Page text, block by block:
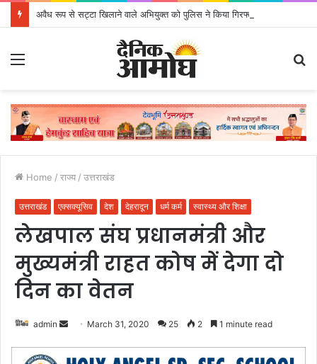
अवैध रूप से सट्टा खिलाने वाले अभियुक्त को पुलिस ने किया गिरफ्तार
Home / राज्य / उत्तराखंड
उत्तराखंड एक्सक्यूसिव देश देहरादून धर्म कर्म स्वास्थ्य और शिक्षा
लेखपाल संघ प्रधानमंत्री और
मुख्यमंत्री राहत कोष में देगा दो
दिन का वेतन
admin
n
March 31, 2020 25 2 1 minute read